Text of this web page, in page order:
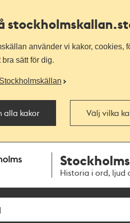
stockholmskallan
använder vi kakor, cookies,
sätt för dig.
alla kakor Välj vilka
Historia i ord, ljud